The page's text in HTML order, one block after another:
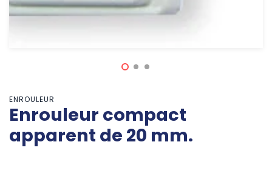
ENROULEUR
Enrouleur compact
apparent de 20 mm.